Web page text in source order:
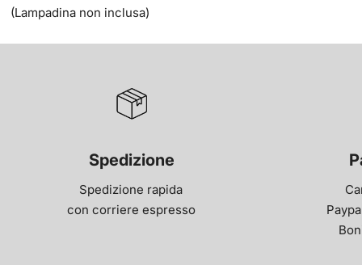
(Lampadina non inclusa)
Spedizione
Spedizione rapida
con corriere espresso